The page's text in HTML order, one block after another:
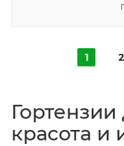
1 2
красота и